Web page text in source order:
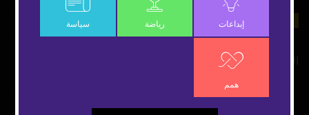
علوم وتكنولوجيا
السماء تمطر ألماساً.. ماذا يحدث في هذين الكوكبين؟
إبداعات رياضة سياسة
همم